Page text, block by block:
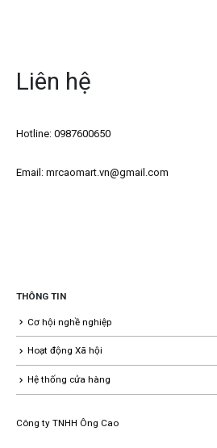
Liên hệ
Hotline: 0987600650
Email: mrcaomart.vn@gmail.com
THÔNG TIN
Cơ hội nghề nghiệp
Hoạt động Xã hội
Hệ thống cửa hàng
Công ty TNHH Ông Cao